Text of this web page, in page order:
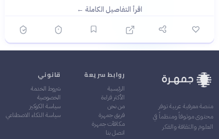
اقرأ التفاصيل الكاملة ←
منصة معرفية عربية توفر
محتوى موثوقاً ومنظماً في
العلوم والثقافة والفكر
روابط سريعة
الرئيسية
الأكثر قراءة
من نحن
فريق جمهرة
مكافآت جمهرة
اتصل بنا
قانوني
شروط الخدمة
الخصوصية
سياسة الكوكيز
سياسة الذكاء الاصطناعي